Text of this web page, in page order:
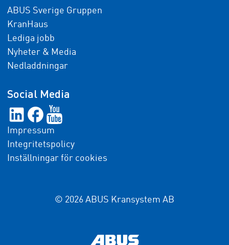
ABUS Sverige Gruppen
KranHaus
Lediga jobb
Nyheter & Media
Nedladdningar
Social Media
Impressum
Integritetspolicy
Inställningar för cookies
© 2026 ABUS Kransystem AB